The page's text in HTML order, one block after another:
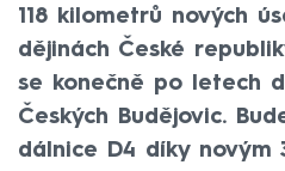
118 kilometrů nových
dějinách České
se konečně po letech
Českých Budějovic.
dálnice D4 díky novým